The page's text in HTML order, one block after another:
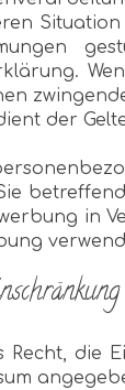
der
in
Recht, die